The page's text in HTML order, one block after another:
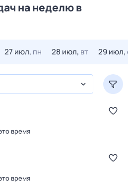
на неделюв
27 июл, пн 28 июл, вт 29 июл,
время
время